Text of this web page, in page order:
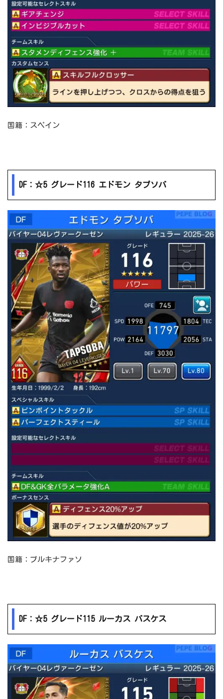
国籍：スペイン
DF：☆5 グレード116 エドモン タプソバ
国籍：ブルキナファソ
DF：☆5 グレード115 ルーカス バスケス